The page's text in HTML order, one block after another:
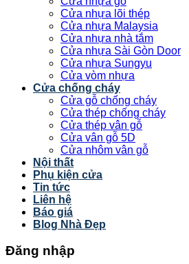
Cửa nhựa lõi thép
Cửa nhựa Malaysia
Cửa nhựa nhà tắm
Cửa nhựa Sài Gòn Door
Cửa nhựa Sungyu
Cửa vòm nhựa
Cửa chống cháy
Cửa gỗ chống cháy
Cửa thép chống cháy
Cửa thép vân gỗ
Cửa vân gỗ 5D
Cửa nhôm vân gỗ
Nội thất
Phụ kiện cửa
Tin tức
Liên hệ
Báo giá
Blog Nhà Đẹp
Đăng nhập